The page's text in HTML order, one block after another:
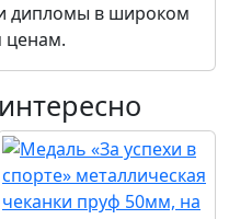
дипломы в широком
ценам.